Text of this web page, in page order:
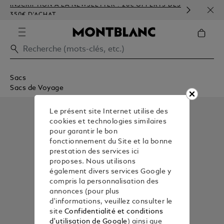
INSCRIPTION À LA NEWSLETTER : 20€ OFFERTS DÈS
350€ D'ACHAT
Sacs
Sacs de Voyage
Le présent site Internet utilise des
cookies et technologies similaires
pour garantir le bon
fonctionnement du Site et la bonne
prestation des services ici
proposes. Nous utilisons
également divers services Google y
compris la personnalisation des
annonces (pour plus
d'informations, veuillez consulter le
site Confidentialité et conditions
d'utilisation de Google) ainsi que